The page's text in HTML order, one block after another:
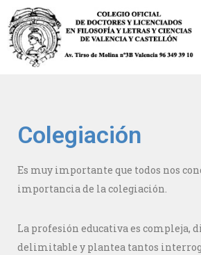
Saltar
al
Colegiación
Es muy importante que todos nos
importancia de la colegiación.
La profesión educativa es
delimitable y plantea tantos